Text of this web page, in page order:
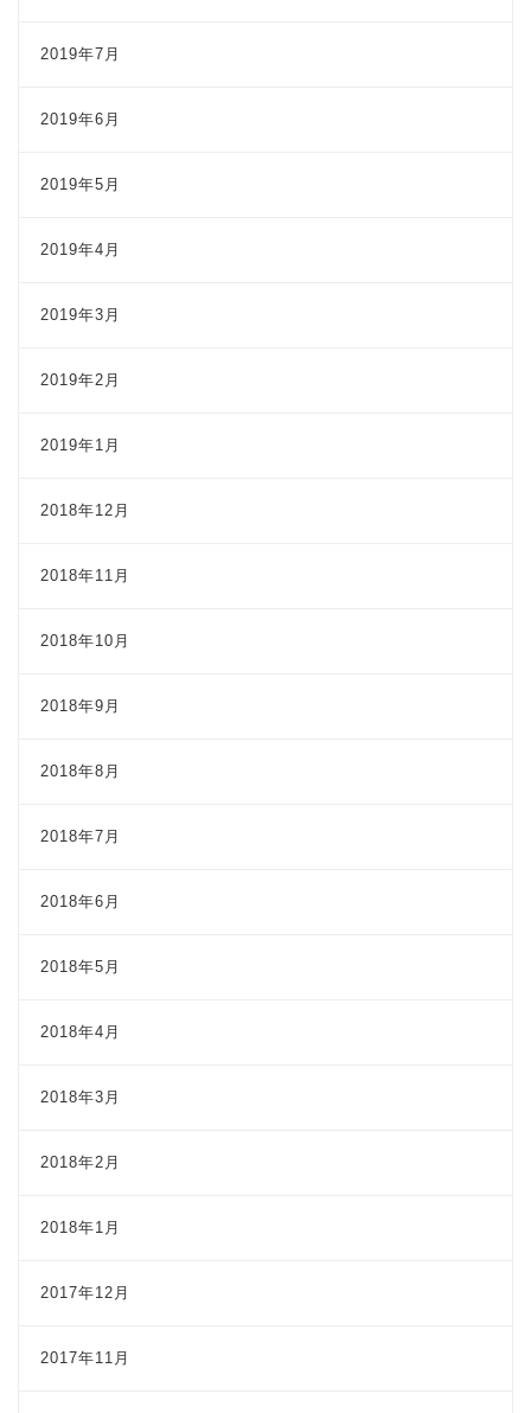
2019年7月
2019年6月
2019年5月
2019年4月
2019年3月
2019年2月
2019年1月
2018年12月
2018年11月
2018年10月
2018年9月
2018年8月
2018年7月
2018年6月
2018年5月
2018年4月
2018年3月
2018年2月
2018年1月
2017年12月
2017年11月